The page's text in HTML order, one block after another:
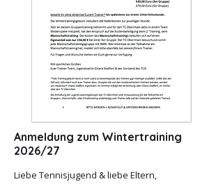
Anmeldung zum Wintertraining
2026/27
Liebe Tennisjugend & liebe Eltern,